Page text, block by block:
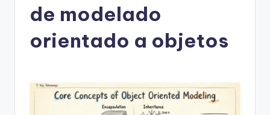
A
de modelado
orientado a objetos